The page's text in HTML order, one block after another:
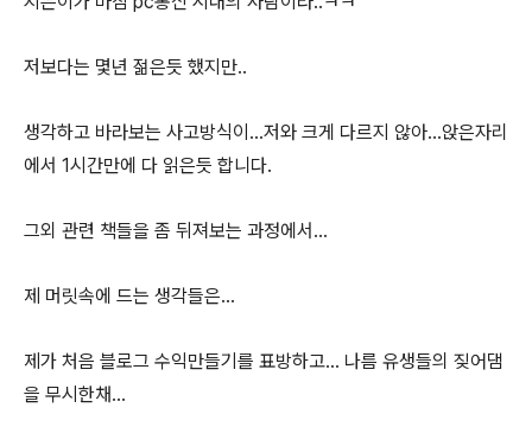
저보다는 몇년 젊은듯 했지만..
생각하고 바라보는 사고방식이...저와 크게 다르지 않아...앉은자리
에서 1시간만에 다 읽은듯 합니다.
그외 관련 책들을 좀 뒤져보는 과정에서...
제 머릿속에 드는 생각들은...
제가 처음 블로그 수익만들기를 표방하고... 나름 유생들의 짖어댐
을 무시한채...